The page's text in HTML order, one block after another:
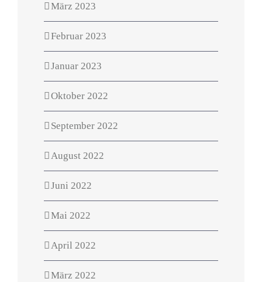
März 2023
Februar 2023
Januar 2023
Oktober 2022
September 2022
August 2022
Juni 2022
Mai 2022
April 2022
März 2022